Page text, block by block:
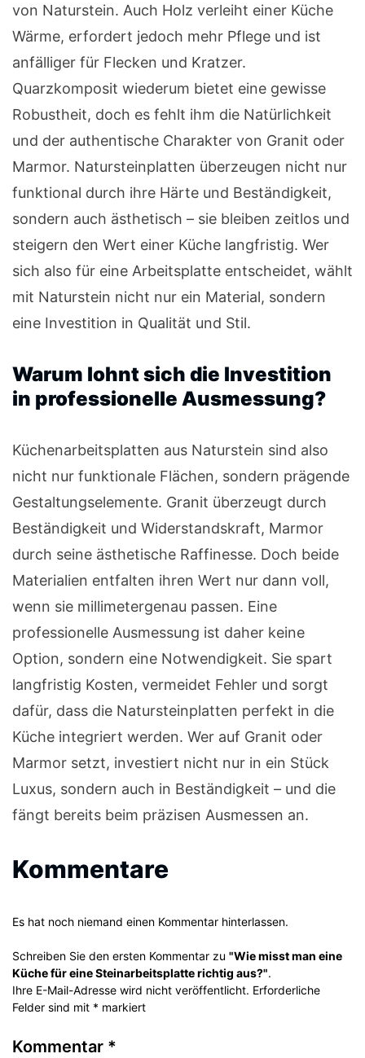
von Naturstein. Auch Holz verleiht einer Küche
Wärme, erfordert jedoch mehr Pflege und ist
anfälliger für Flecken und Kratzer.
Quarzkomposit wiederum bietet eine gewisse
Robustheit, doch es fehlt ihm die Natürlichkeit
und der authentische Charakter von Granit oder
Marmor. Natursteinplatten überzeugen nicht nur
funktional durch ihre Härte und Beständigkeit,
sondern auch ästhetisch – sie bleiben zeitlos und
steigern den Wert einer Küche langfristig. Wer
sich also für eine Arbeitsplatte entscheidet, wählt
mit Naturstein nicht nur ein Material, sondern
eine Investition in Qualität und Stil.
Warum lohnt sich die Investition
in professionelle Ausmessung?
Küchenarbeitsplatten aus Naturstein sind also
nicht nur funktionale Flächen, sondern prägende
Gestaltungselemente. Granit überzeugt durch
Beständigkeit und Widerstandskraft, Marmor
durch seine ästhetische Raffinesse. Doch beide
Materialien entfalten ihren Wert nur dann voll,
wenn sie millimetergenau passen. Eine
professionelle Ausmessung ist daher keine
Option, sondern eine Notwendigkeit. Sie spart
langfristig Kosten, vermeidet Fehler und sorgt
dafür, dass die Natursteinplatten perfekt in die
Küche integriert werden. Wer auf Granit oder
Marmor setzt, investiert nicht nur in ein Stück
Luxus, sondern auch in Beständigkeit – und die
fängt bereits beim präzisen Ausmessen an.
Kommentare
Es hat noch niemand einen Kommentar hinterlassen.
Schreiben Sie den ersten Kommentar zu "Wie misst man eine
Küche für eine Steinarbeitsplatte richtig aus?".
Ihre E-Mail-Adresse wird nicht veröffentlicht. Erforderliche
Felder sind mit * markiert
Kommentar *